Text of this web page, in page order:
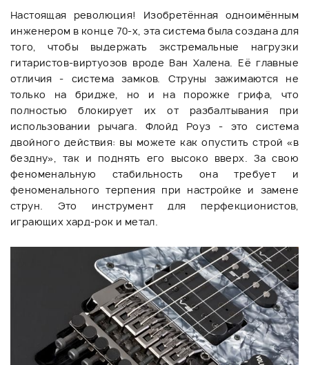
Настоящая революция! Изобретённая одноимённым
инженером в конце 70-х, эта система была создана для
того, чтобы выдержать экстремальные нагрузки
гитаристов-виртуозов вроде Ван Халена. Её главные
отличия - система замков. Струны зажимаются не
только на бридже, но и на порожке грифа, что
полностью блокирует их от разбалтывания при
использовании рычага. Флойд Роуз - это система
двойного действия: вы можете как опустить строй «в
бездну», так и поднять его высоко вверх. За свою
феноменальную стабильность она требует и
феноменального терпения при настройке и замене
струн. Это инструмент для перфекционистов,
играющих хард-рок и метал.